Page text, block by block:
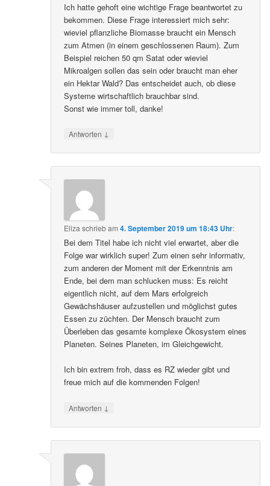
Ich hatte gehoft eine wichtige Frage beantwortet zu
bekommen. Diese Frage interessiert mich sehr:
wieviel pflanzliche Biomasse braucht ein Mensch
zum Atmen (in einem geschlossenen Raum). Zum
Beispiel reichen 50 qm Satat oder wieviel
Mikroalgen sollen das sein oder braucht man eher
ein Hektar Wald? Das entscheidet auch, ob diese
Systeme wirtschaftlich brauchbar sind.
Sonst wie immer toll, danke!
Antworten ↓
Eliza schriebam4. September 2019 um 18:43 Uhr:
Bei dem Titel habe ich nicht viel erwartet, aber die
Folge war wirklich super! Zum einen sehr informativ,
zum anderen der Moment mit der Erkenntnis am
Ende, bei dem man schlucken muss: Es reicht
eigentlich nicht, auf dem Mars erfolgreich
Gewächshäuser aufzustellen und möglichst gutes
Essen zu züchten. Der Mensch braucht zum
Überleben das gesamte komplexe Ökosystem eines
Planeten. Seines Planeten, im Gleichgewicht.
Ich bin extrem froh, dass es RZ wieder gibt und
freue mich auf die kommenden Folgen!
Antworten ↓